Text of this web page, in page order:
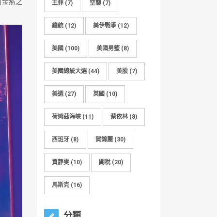
燕之 王菲 (7) 空襲 (7)
總統 (12) 美伊戰爭 (12)
美國 (100) 美國男籃 (8)
美國總統大選(44) 美股 (7)
美選(27) 英國 (10)
荷姆茲海峽 (11) 蔡依林 (8)
西班牙 (8) 賀錦麗 (30)
賈靜雯 (10) 關稅 (20)
馬斯克 (16)